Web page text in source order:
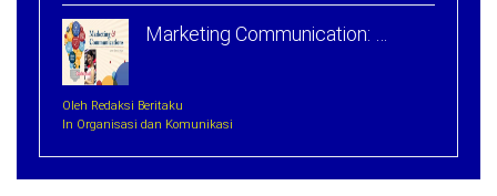
Marketing Communication: …
Oleh Redaksi Beritaku
In Organisasi dan Komunikasi